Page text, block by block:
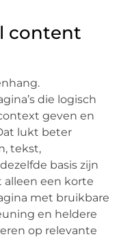
content
die logisch
geven en
lukt beter
tekst,
basis zijn
een korte
met bruikbare
en heldere
op relevante